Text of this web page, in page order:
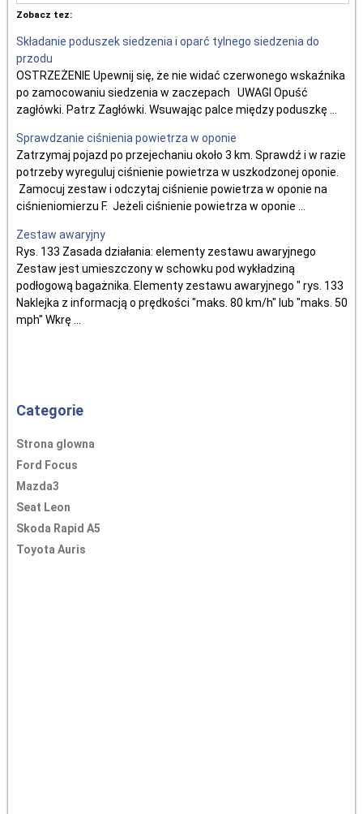
Zobacz tez:
Składanie poduszek siedzenia i oparć tylnego siedzenia do
przodu
OSTRZEŻENIE Upewnij się, że nie widać czerwonego wskaźnika
po zamocowaniu siedzenia w zaczepach UWAGI Opuść
zagłówki. Patrz Zagłówki. Wsuwając palce między poduszkę ...
Sprawdzanie ciśnienia powietrza w oponie
Zatrzymaj pojazd po przejechaniu około 3 km. Sprawdź i w razie
potrzeby wyreguluj ciśnienie powietrza w uszkodzonej oponie.
Zamocuj zestaw i odczytaj ciśnienie powietrza w oponie na
ciśnieniomierzu F. Jeżeli ciśnienie powietrza w oponie ...
Zestaw awaryjny
Rys. 133 Zasada działania: elementy zestawu awaryjnego
Zestaw jest umieszczony w schowku pod wykładziną
podłogową bagażnika. Elementy zestawu awaryjnego " rys. 133
Naklejka z informacją o prędkości "maks. 80 km/h" lub "maks. 50
mph" Wkrę ...
Categorie
Strona glowna
Ford Focus
Mazda3
Seat Leon
Skoda Rapid A5
Toyota Auris